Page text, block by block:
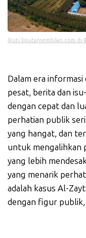
Ikuti liputansembilan.com di
Dalam era
pesat, berita dan
dengan cepat dan
perhatian publik
yang hangat, dan
untuk mengalihkan
yang lebih
yang menarik
adalah kasus Al-
dengan figur publik,